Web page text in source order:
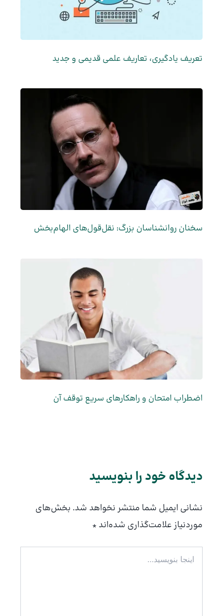
تعریف یادگیری، تعاریف علمی قدیمی و جدید
سخنان روانشناسان بزرگ: نقل‌قول‌های الهام‌بخش
اضطراب امتحان و راهکارهای سریع توقف آن
دیدگاه‌ خود را بنویسید
نشانی ایمیل شما منتشر نخواهد شد. بخش‌های
موردنیاز علامت‌گذاری شده‌اند *
بنویسید…